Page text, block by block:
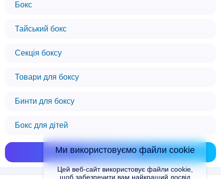
Бокс
Тайський бокс
Секція боксу
Товари для боксу
Бинти для боксу
Бокс для дітей
Показати всі
Ми використовуємо файли cookie
Цей веб-сайт використовує файли cookie,
щоб забезпечити вам найкращий досвід